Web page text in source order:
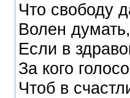
Что свободу
Волен
Если в
За кого
Чтоб в